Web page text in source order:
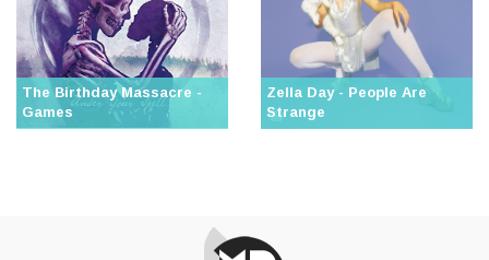
The Birthday Massacre -
Games
Zella Day - People Are
Strange